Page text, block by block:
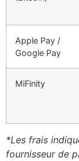
Apple Pay /
Google Pay
MiFinity
*Les frais
fournisseur de